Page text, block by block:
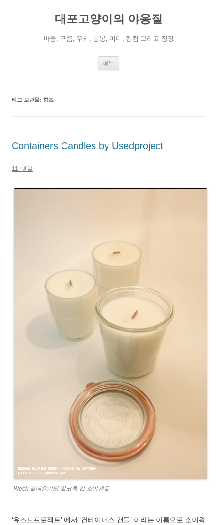
대포고양이의 야옹질
바둥, 구름, 우키, 봉봉, 미미, 컴컴 그리고 징징
메뉴
태그 보관물: 향초
Containers Candles by Usedproject
11 댓글
Weck 밀폐용기와 알코록 컵 소이캔들
‘유즈드프로젝트’ 에서 ‘컨테이너스 캔들’ 이라는 이름으로 소이왁